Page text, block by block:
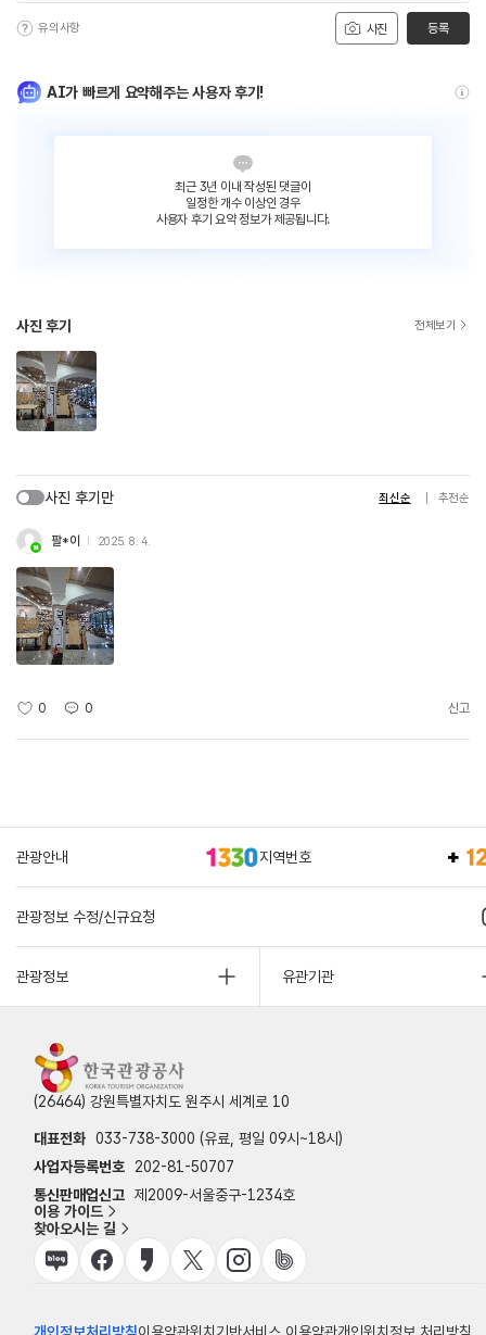
사진
유의사항 등록
AI가 빠르게 요약해주는 사용자 후기!
최근 3년 이내 작성된 댓글이
일정한 개수 이상인 경우
사용자 후기 요약 정보가 제공됩니다.
사진 후기 전체보기
사진 후기만 최신순 추천순
팔*이 2025. 8. 4.
0 0 신고
관광안내 지역번호
관광정보 수정/신규요청
관광정보 유관기관
(26464) 강원특별자치도 원주시 세계로 10
대표전화 033-738-3000 (유료, 평일 09시~18시)
사업자등록번호
202-81-50707
통신판매업신고 제2009-서울중구-1234호
이용 가이드
찾아오시는 길